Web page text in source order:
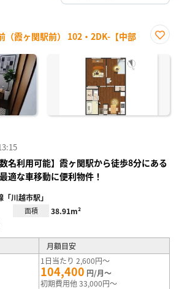
（霞ヶ関駅前） 102・2DK-【中部
に入
名利用可能】霞ヶ関駅から徒歩8分にある
適な車移動に便利物件！
川越市駅」
面積 38.91m²
月額目安
1日当たり 2,600円～
104,400 円/月～
初期費用他 33,000円～